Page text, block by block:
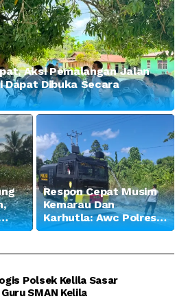
Aksi Pemalangan Jalan
Dapat Dibuka Secara
Respon Cepat Musim
Kemarau Dan
Karhutla: Awc Polres
Teluk Bintuni
Lahan di Jalan Poros
Polsek Kelila Sasar
SMAN Kelila